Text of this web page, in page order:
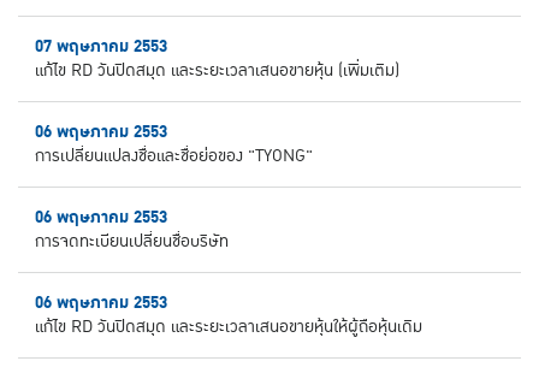
07 พฤษภาคม 2553
แก้ไข RD วันปิดสมุด และระยะเวลาเสนอขายหุ้น (เพิ่มเติม)
06 พฤษภาคม 2553
การเปลี่ยนแปลงชื่อและชื่อย่อของ "TYONG"
06 พฤษภาคม 2553
การจดทะเบียนเปลี่ยนชื่อบริษัท
06 พฤษภาคม 2553
แก้ไข RD วันปิดสมุด และระยะเวลาเสนอขายหุ้นให้ผู้ถือหุ้นเดิม